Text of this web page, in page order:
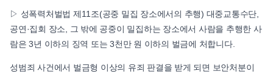
▷ 성폭력처벌법 제11조(공중 밀집 장소에서의 추행) 대중교통수단,
공연·집회 장소, 그 밖에 공중이 밀집하는 장소에서 사람을 추행한 사
람은 3년 이하의 징역 또는 3천만 원 이하의 벌금에 처합니다.
성범죄 사건에서 벌금형 이상의 유죄 판결을 받게 되면 보안처분이